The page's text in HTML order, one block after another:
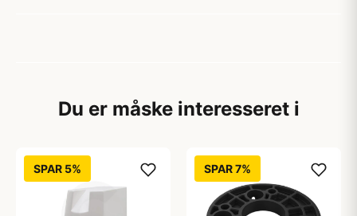
Du er måske interesseret i
SPAR 5% SPAR 7%